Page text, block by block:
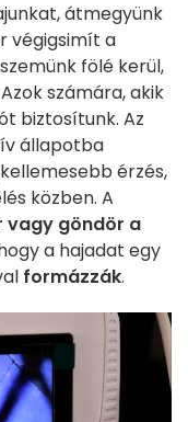
átmegyünk
végigsimít a
fölé kerül,
számára, akik
biztosítunk. Az
állapotba
érzés,
közben. A
vagy göndör a
a hajadat egy
formázzák.